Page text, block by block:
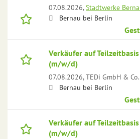
07.08.2026,Stadtwerke
Bernau bei Berlin
Verkäufer auf
(m/w/d)
07.08.2026,TEDi GmbH & Co.
Bernau bei Berlin
Verkäufer auf
(m/w/d)